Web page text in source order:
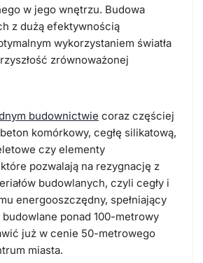
w jego wnętrzu. Budowa
z dużą efektywnością
wykorzystaniem światła
zrównoważonej
budownictwie coraz częściej
komórkowy, cegłę silikatową,
czy elementy
pozwalają na rezygnację z
budowlanych, czyli cegły i
energooszczędny, spełniający
ponad 100-metrowy
już w cenie 50-metrowego
miasta.